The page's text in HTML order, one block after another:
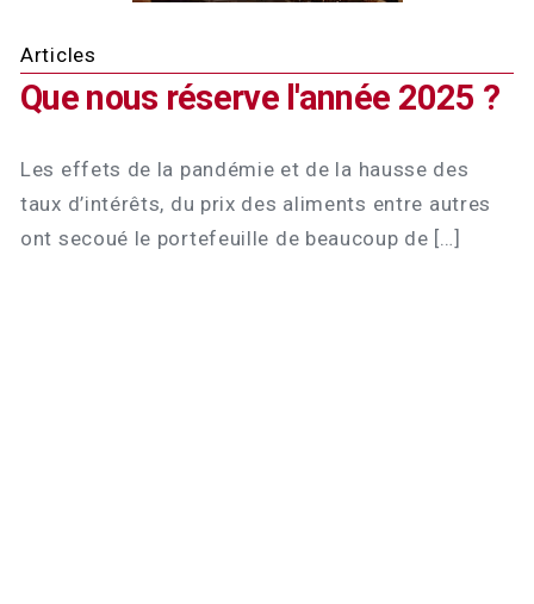
Articles
Que nous réserve l'année 2025 ?
Les effets de la pandémie et de la hausse des
taux d’intérêts, du prix des aliments entre autres
ont secoué le portefeuille de beaucoup de […]